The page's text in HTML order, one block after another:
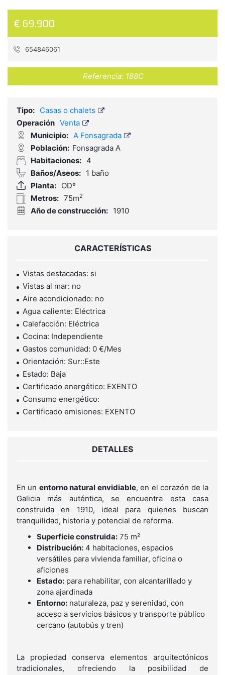
€ 69.900
654846061
Referencia: 188C
Tipo: Casas o chalets
Operación Venta
Municipio: A Fonsagrada
Población: Fonsagrada A
Habitaciones: 4
Baños/Aseos: 1 baño
Planta: ODº
Metros: 75m2
Año de construcción: 1910
CARACTERÍSTICAS
Vistas destacadas: si
Vistas al mar: no
Aire acondicionado: no
Agua caliente: Eléctrica
Calefacción: Eléctrica
Cocina: Independiente
Gastos comunidad: 0 €/Mes
Orientación: Sur::Este
Estado: Baja
Certificado energético: EXENTO
Consumo energético:
Certificado emisiones: EXENTO
DETALLES
En un entorno natural envidiable, en el corazón de la
Galicia más auténtica, se encuentra esta casa
construida en 1910, ideal para quienes buscan
tranquilidad, historia y potencial de reforma.
Superficie construida: 75 m²
Distribución: 4 habitaciones, espacios
versátiles para vivienda familiar, oficina o
aficiones
Estado: para rehabilitar, con alcantarillado y
zona ajardinada
Entorno: naturaleza, paz y serenidad, con
acceso a servicios básicos y transporte público
cercano (autobús y tren)
La propiedad conserva elementos arquitectónicos
tradicionales, ofreciendo la posibilidad de